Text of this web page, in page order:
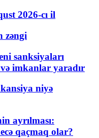
2026-cı il
zəngi
sanksiyaları
imkanlar yaradır
niyə
ayrılması:
qaçmaq olar?